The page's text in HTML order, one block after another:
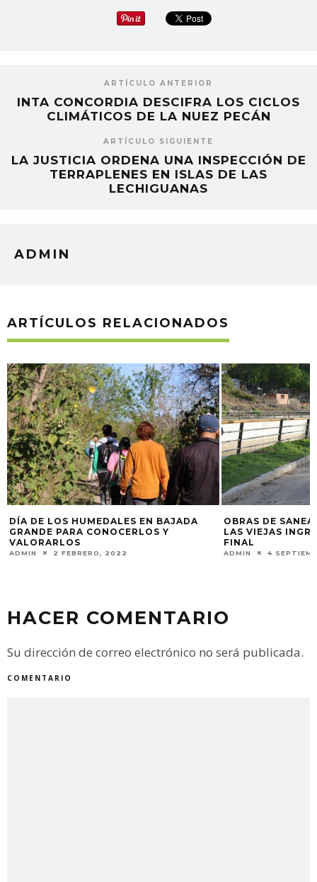
ARTÍCULO ANTERIOR
INTA CONCORDIA DESCIFRA LOS CICLOS
CLIMÁTICOS DE LA NUEZ PECÁN
ARTÍCULO SIGUIENTE
LA JUSTICIA ORDENA UNA INSPECCIÓN DE
TERRAPLENES EN ISLAS DE LAS
LECHIGUANAS
ADMIN
ARTÍCULOS RELACIONADOS
OBRAS DE SANEAMIENTO DE ARROYO
LAS VIEJAS INGRESAN EN SU ETAPA
FINAL
ADMIN 4 SEPTIEMBRE, 2025
RESCATAN UN
YARARÁ EN
ADMIN
HACER COMENTARIO
Su dirección de correo electrónico no será publicada.
COMENTARIO